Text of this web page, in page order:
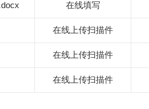
在线填写
在线上传扫描件
在线上传扫描件
在线上传扫描件